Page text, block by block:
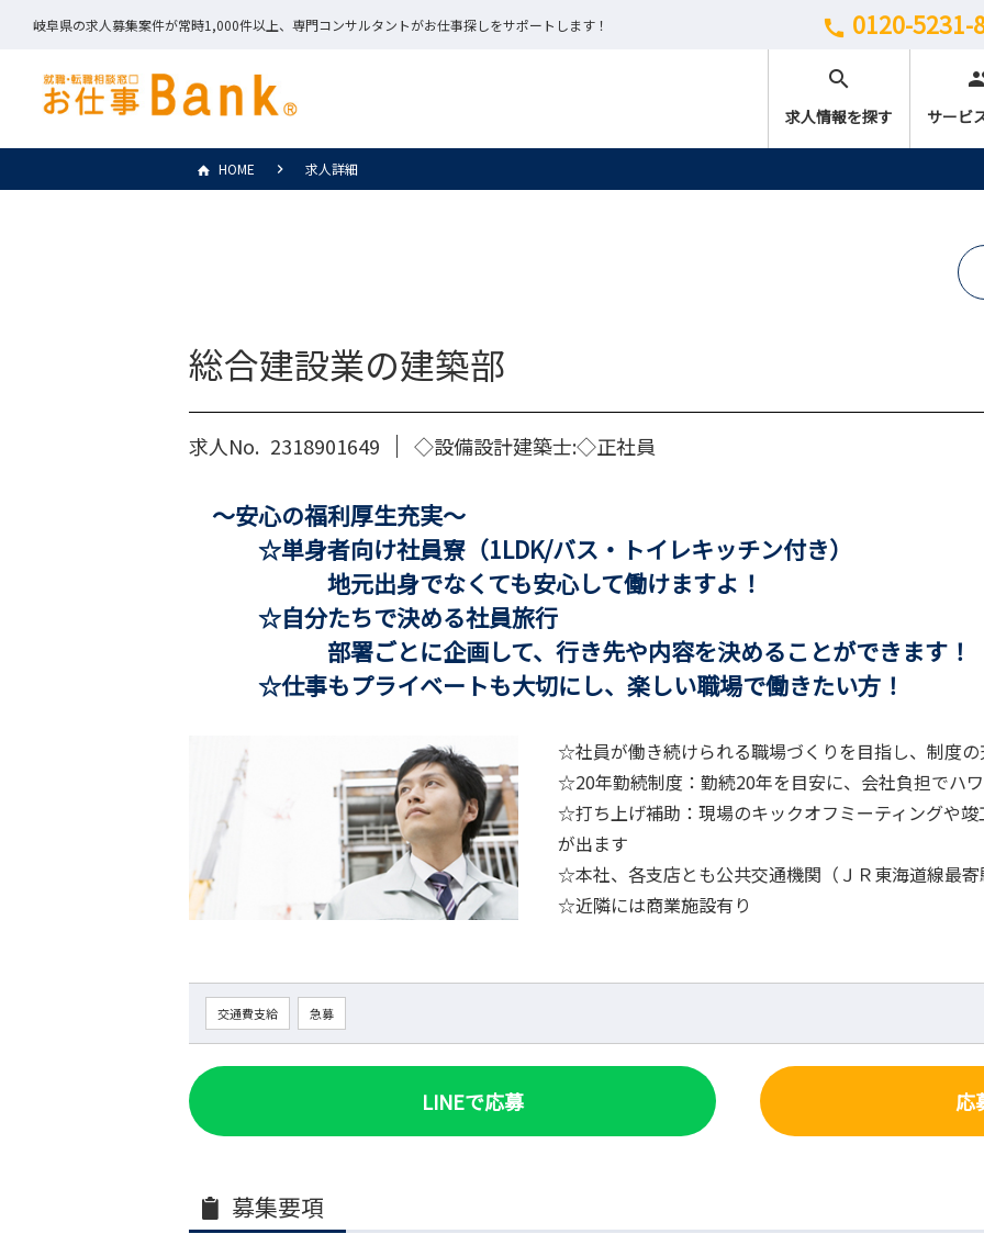
岐阜県の求人募集案件が常時1,000件以上、専門コンサルタントがお仕事探しをサポートします！ call 0120-5231-
search
求人情報を探す サービ
HOME 求人詳細
総合建設業の建築部
求人No. 2318901649 ◇設備設計建築士:◇正社員
～安心の福利厚生充実～
☆単身者向け社員寮（1LDK/バス・トイレキッチン付き）
地元出身でなくても安心して働けますよ！
☆自分たちで決める社員旅行
部署ごとに企画して、行き先や内容を決めることができます！
☆仕事もプライベートも大切にし、楽しい職場で働きたい方！
☆社員が働き続けられる職場づくりを目指し、制度
☆20年勤続制度：勤続20年を目安に、会社負担でハ
☆打ち上げ補助：現場のキックオフミーティングや
が出ます
☆本社、各支店とも公共交通機関（ＪＲ東海道線最
☆近隣には商業施設有り
交通費支給 急募
LINEで応募 応
募集要項